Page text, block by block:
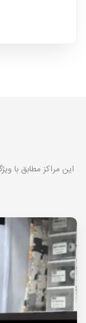
این مراکز مطابق با